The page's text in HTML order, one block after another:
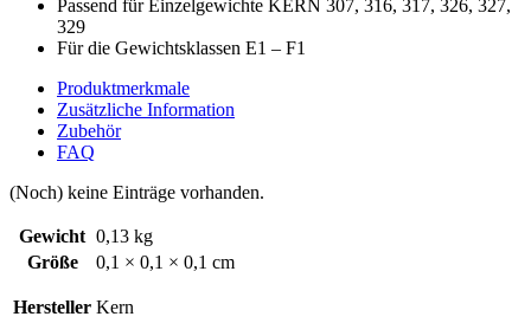
Passend für Einzelgewichte KERN 307, 316, 317, 326, 327,
329
Für die Gewichtsklassen E1 – F1
Produktmerkmale
Zusätzliche Information
Zubehör
FAQ
(Noch) keine Einträge vorhanden.
Gewicht 0,13 kg
Größe
0,1 × 0,1 × 0,1 cm
Hersteller Kern